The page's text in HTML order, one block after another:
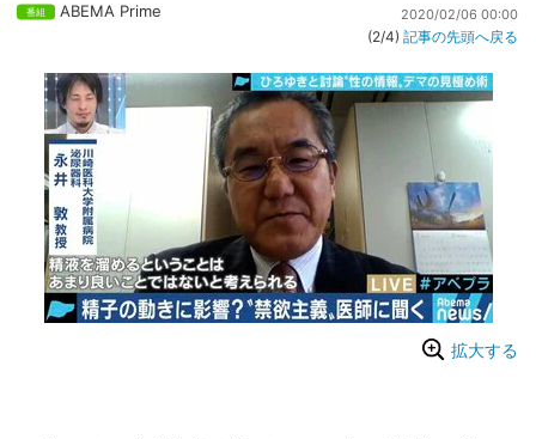
ABEMA Prime 2020/02/06 00:00
(2/4) 記事の先頭へ戻る
拡大する